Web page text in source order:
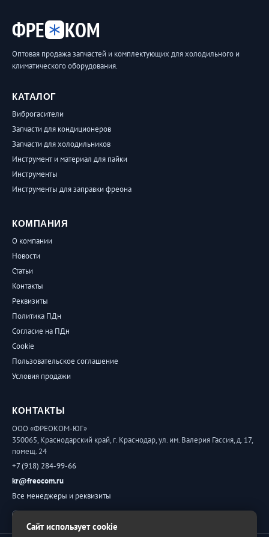
ФРЕ КОМ
Оптовая продажа запчастей и комплектующих для холодильного и
климатического оборудования.
КАТАЛОГ
Виброгасители
Запчасти для кондиционеров
Запчасти для холодильников
Инструмент и материал для пайки
Инструменты
Инструменты для заправки фреона
КОМПАНИЯ
О компании
Новости
Статьи
Контакты
Реквизиты
Политика ПДн
Согласие на ПДн
Cookie
Пользовательское соглашение
Условия продажи
КОНТАКТЫ
ООО «ФРЕОКОМ-ЮГ»
350065, Краснодарский край, г. Краснодар, ул. им. Валерия Гассия, д. 17,
помещ. 24
+7 (918) 284-99-66
kr@freocom.ru
Все менеджеры и реквизиты
Обратная связь
Сайт использует cookie